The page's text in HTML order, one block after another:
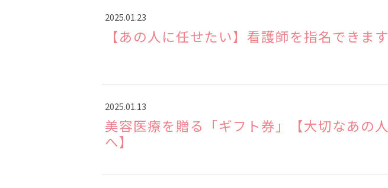
2025.01.23
【あの人に任せたい】看護師を指名できます
2025.01.13
美容医療を贈る「ギフト券」【大切なあの人
へ】